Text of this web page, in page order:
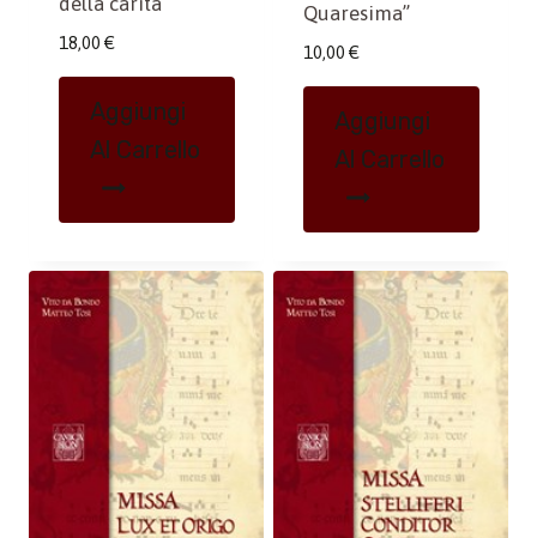
18,00 €
Aggiungi
Al Carrello
Quaresima”
10,00 €
Aggiungi
Al Carrello